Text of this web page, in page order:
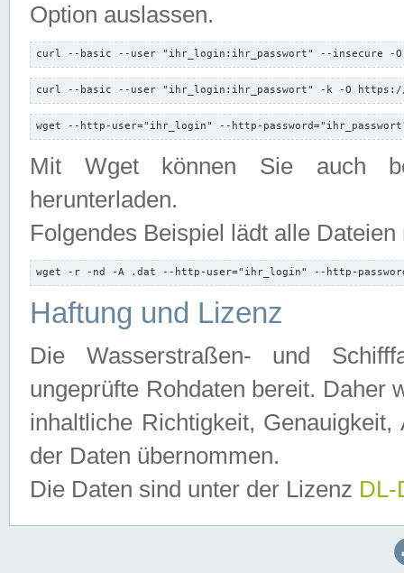
Option auslassen.
curl --basic --user "ihr_login:ihr_passwort" --insecure -
curl --basic --user "ihr_login:ihr_passwort" -k -O https://
wget --http-user="ihr_login" --http-
Mit Wget können Sie auch
herunterladen.
Folgendes Beispiel lädt alle
wget -r -nd -A .dat --http-user="ihr_login" --http-
Haftung und Lizenz
Die Wasserstraßen- und
ungeprüfte Rohdaten bereit. Daher
inhaltliche Richtigkeit,
der Daten übernommen.
Die Daten sind unter der Lizenz